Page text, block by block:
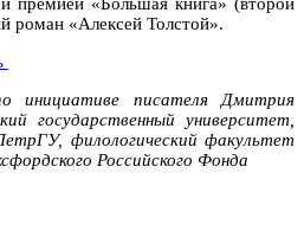
роман «Алексей Толстой».
инициативе писателя Дмитрия
государственный университет,
филологический факультет
Российского Фонда